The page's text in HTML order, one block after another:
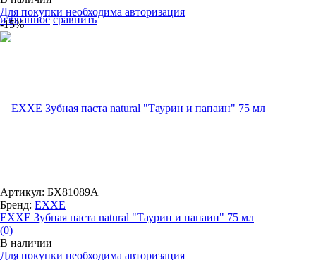
избранное сравнить
Для покупки необходима авторизация
-15%
Артикул: БХ81089А
Бренд: EXXE
EXXE Зубная паста natural "Таурин и папаин" 75 мл
(0)
В наличии
Для покупки необходима авторизация